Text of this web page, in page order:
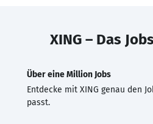
XING – Das
Über eine Million Jobs
Entdecke mit XING genau den
passt.